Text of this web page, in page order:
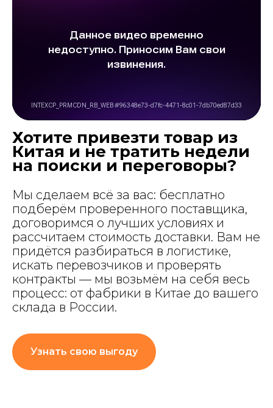
Хотите привезти товар из
Китая и не тратить недели
на поиски и переговоры?
Мы сделаем всё за вас: бесплатно
подберём проверенного поставщика,
договоримся о лучших условиях и
рассчитаем стоимость доставки. Вам не
придётся разбираться в логистике,
искать перевозчиков и проверять
контракты — мы возьмём на себя весь
процесс: от фабрики в Китае до вашего
склада в России.
Узнать свою выгоду